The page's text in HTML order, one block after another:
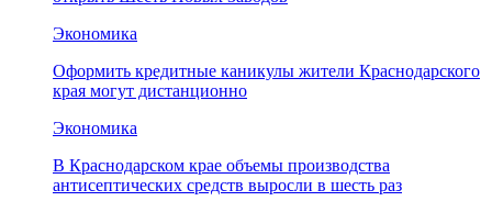
Экономика
Оформить кредитные каникулы жители Краснодарского
края могут дистанционно
Экономика
В Краснодарском крае объемы производства
антисептических средств выросли в шесть раз